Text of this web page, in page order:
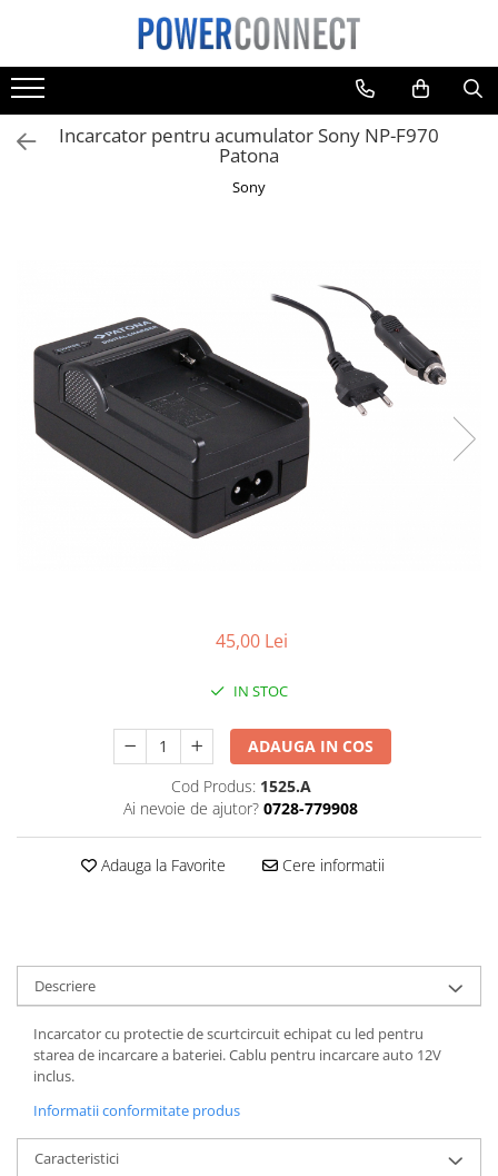
Toate Produsele
Sisteme filtrare apa
Sisteme filtrare apa
Telefoane mobile
Aspiratoare
Diverse
Adaptoare
Boxe portabile
Scule electrice
Produse de bucatarie kjøk
Accesorii kjøk
Cutite kjøk
Pachete Promo
E14
Incarcator pentru acumulator Sony NP-F970
Patona
Sony
45,00 Lei
IN STOC
ADAUGA IN COS
Cod Produs: 1525.A
Ai nevoie de ajutor? 0728-779908
Adauga la Favorite Cere informatii
Descriere
Incarcator cu protectie de scurtcircuit echipat cu led pentru
starea de incarcare a bateriei. Cablu pentru incarcare auto 12V
inclus.
Informatii conformitate produs
Caracteristici